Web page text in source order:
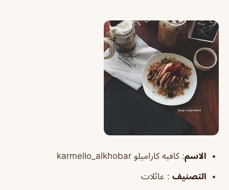
الاسم: كافيه كاراميلو karmello_alkhobar
التصنيف : عائلات